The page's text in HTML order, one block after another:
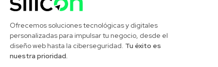
Ofrecemos soluciones tecnológicas y digitales
personalizadas para impulsar tu negocio, desde el
diseño web hasta la ciberseguridad. Tu éxito es
nuestra prioridad.